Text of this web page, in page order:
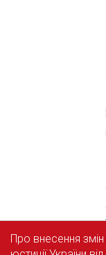
Про внесення
Про внесення